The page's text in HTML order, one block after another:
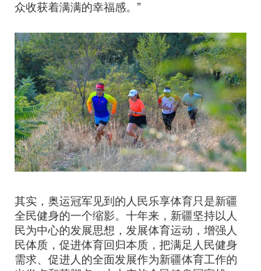
众收获着满满的幸福感。”
其实，奥运冠军见到的人民乐享体育只是新疆
全民健身的一个缩影。十年来，新疆坚持以人
民为中心的发展思想，发展体育运动，增强人
民体质，促进体育回归本质，把满足人民健身
需求、促进人的全面发展作为新疆体育工作的